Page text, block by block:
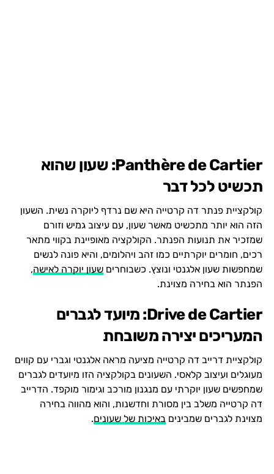
Panthère de Cartier: שעון שהוא
תכשיט לכל דבר
קולקציית פנתר דה קרטייה היא שם נרדף ליוקרה נשית. השעון
הזה הוא יותר מתכשיט מאשר שעון, עם עיצוב גמיש וזורם
שמזכיר את תנועות הפנתר. הקולקציה מאופיינת בקווי מתאר
רכים, חומרים יוקרתיים כמו זהב ויהלומים, והיא פונה לנשים
שמחפשות שעון אלגנטי ונוצץ. כשבוחרים שעון יוקרה לאישה,
הפנתר הוא בחירה מצוינת.
Drive de Cartier: מיועד לגברים
המעריכים יצירה משובחת
קולקציית דרייב דה קרטייה מציעה מראה אלגנטי וגברי עם קווים
מעוגלים ועיצוב קלאסי. השעונים בקולקציה הזו מיועדים לגברים
שמחפשים שעון יוקרתי עם מנגנון מורכב וגימור מוקפד. הדרייב
דה קרטייה משלב בין מסורת וחדשנות, והוא מהווה בחירה
מצוינת לגברים שמבינים באיכות של שעונים.